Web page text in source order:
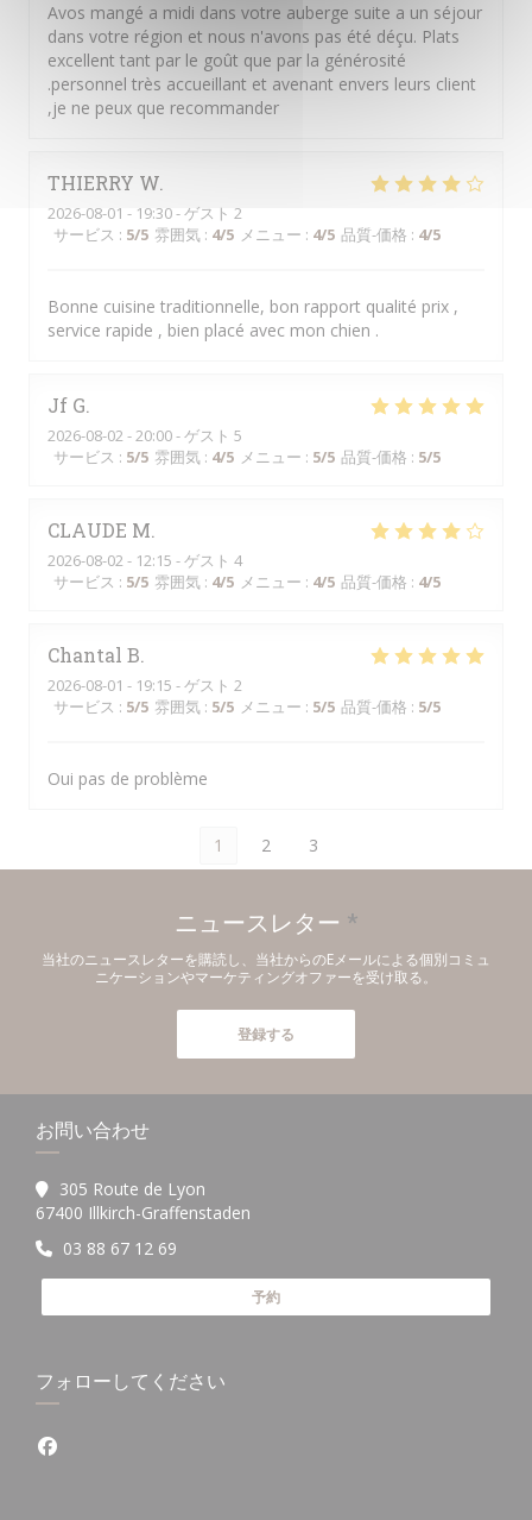
Avos mangé a midi dans votre auberge suite a un séjour
dans votre région et nous n'avons pas été déçu. Plats
excellent tant par le goût que par la générosité
.personnel très accueillant et avenant envers leurs client
,je ne peux que recommander
THIERRY W
2026-08-01 - 19:30 - ゲスト 2
サービス : 5/5 雰囲気 : 4/5 メニュー : 4/5 品質-価格 : 4/5
Bonne cuisine traditionnelle, bon rapport qualité prix ,
service rapide , bien placé avec mon chien .
Jf G
2026-08-02 - 20:00 - ゲスト 5
サービス : 5/5 雰囲気 : 4/5 メニュー : 5/5 品質-価格 : 5/5
CLAUDE M
2026-08-02 - 12:15 - ゲスト 4
サービス : 5/5 雰囲気 : 4/5 メニュー : 4/5 品質-価格 : 4/5
Chantal B
2026-08-01 - 19:15 - ゲスト 2
サービス : 5/5 雰囲気 : 5/5 メニュー : 5/5 品質-価格 : 5/5
Oui pas de problème
1 2 3
ニュースレター *
当社のニュースレターを購読し、当社からのEメールによる個別コミュ
ニケーションやマーケティングオファーを受け取る。
登録する
お問い合わせ
305 Route de Lyon
67400 Illkirch-Graffenstaden
03 88 67 12 69
予約
フォローしてください
Facebook ((新しいウィンドウで開きます))